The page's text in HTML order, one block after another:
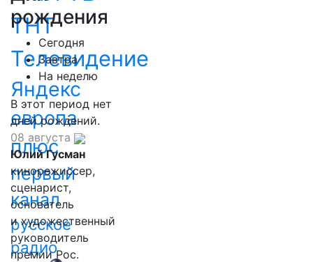
ТНТ
Телевидение
Яндекс
европа
плюс
первый
канал
русское
радио
рождения
Сегодня
Завтра
На неделю
В этот период нет
дней рождений.
08 августа
Юлий Гусман
кинорежиссер,
сценарист,
основатель
и художественный
руководитель
премии Рос.